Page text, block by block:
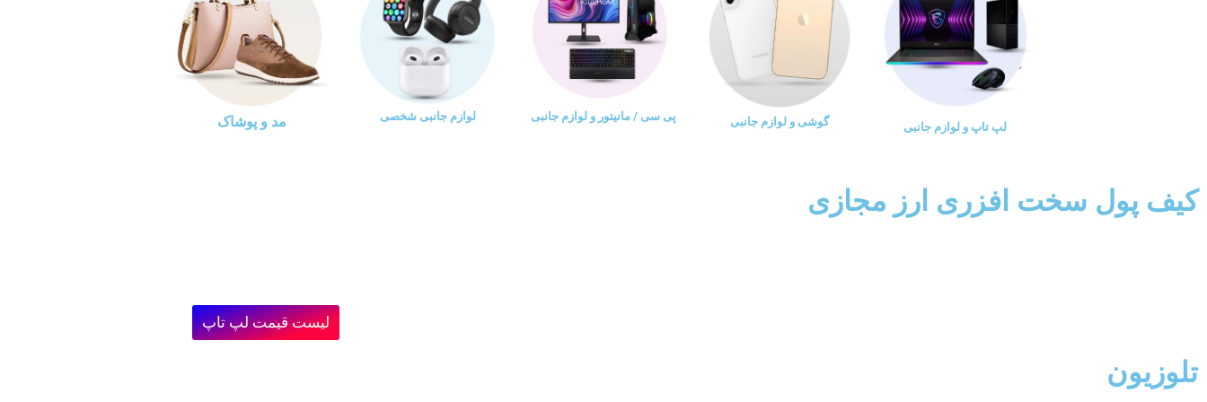
لپ تاپ و لوازم جانبی گوشی و لوازم جانبی پی سی / مانیتور و لوازم جانبی لوازم جانبی شخصی مد و پوشاک
کیف پول سخت افزری ارز مجازی
لیست قیمت لپ تاپ
تلوزیون